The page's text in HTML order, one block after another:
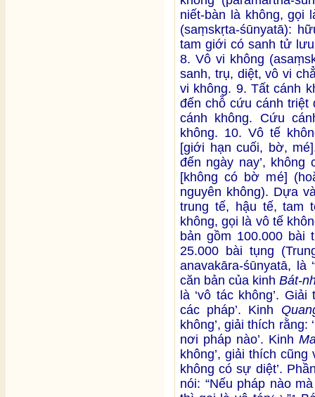
niết-bàn là không, gọi
(saṃskṛta-śūnyatā):
tam giới có sanh tử
8. Vô vi không
sanh, trụ, diệt, vô vi
vi không. 9. Tất cánh
đến chỗ cứu cánh triệt
cánh không. Cứu
không. 10. Vô tế
[giới hạn cuối, bờ,
đến ngày nay’,
[không có bờ mé]
nguyên không). Dựa
trung tế, hậu tế, tam
không, gọi là vô tế
bản gồm 100.000
25.000 bài tụng
anavakāra-śūnyatā, là
căn bản của kinh Bát-
là ‘vô tác không’.
các pháp’. Kinh
không’, giải thích rằng:
nơi pháp nào’. Kinh
không’, giải thích
không có sự diệt’.
nói: “Nếu pháp nào